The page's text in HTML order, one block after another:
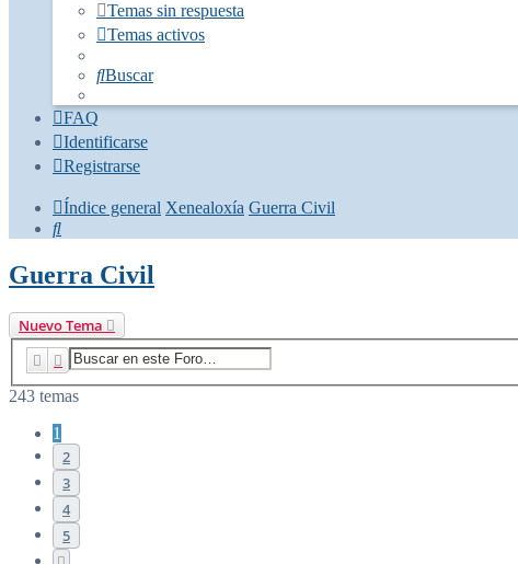
Temas sin respuesta
Temas activos
Buscar
FAQ
Identificarse
Registrarse
Índice general Xenealoxía Guerra Civil
Buscar
Guerra Civil
Nuevo Tema
BuscarBúsqueda avanzada
243 temas
1
2
3
4
5